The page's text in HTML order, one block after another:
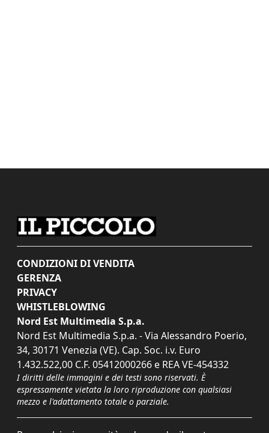
CONDIZIONI DI VENDITA
GERENZA
PRIVACY
WHISTLEBLOWING
Nord Est Multimedia S.p.a.
Nord Est Multimedia S.p.a. - Via Alessandro Poerio,
34, 30171 Venezia (VE). Cap. Soc. i.v. Euro
1.432.522,00 C.F. 05412000266 e REA VE-454332
I diritti delle immagini e dei testi sono riservati. È
espressamente vietata la loro riproduzione con qualsiasi
mezzo e l'adattamento totale o parziale.